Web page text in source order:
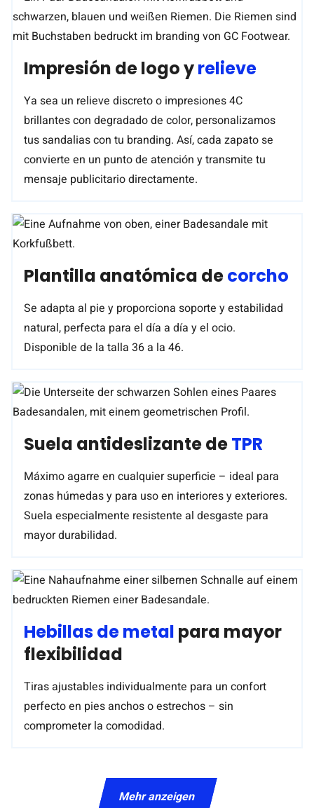
Impresión de logo yrelieve
Ya sea un relieve discreto o impresiones 4C
brillantes con degradado de color, personalizamos
tus sandalias con tu branding. Así, cada zapato se
convierte en un punto de atención y transmite tu
mensaje publicitario directamente.
Plantilla anatómica decorcho
Se adapta al pie y proporciona soporte y estabilidad
natural, perfecta para el día a día y el ocio.
Disponible de la talla 36 a la 46.
Suela antideslizante deTPR
Máximo agarre en cualquier superficie – ideal para
zonas húmedas y para uso en interiores y exteriores.
Suela especialmente resistente al desgaste para
mayor durabilidad.
Hebillas de metal para mayor
flexibilidad
Tiras ajustables individualmente para un confort
perfecto en pies anchos o estrechos – sin
comprometer la comodidad.
Mehr anzeigen